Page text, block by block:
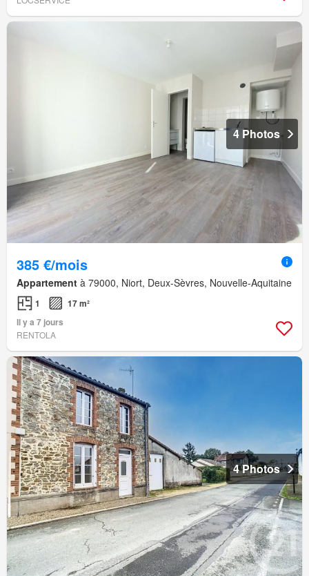
4 Photos
385 €/mois
Appartement à 79000, Niort, Deux-Sèvres, Nouvelle-Aquitaine
1
17 m²
Il y a 7 jours
RENTOLA
4 Photos